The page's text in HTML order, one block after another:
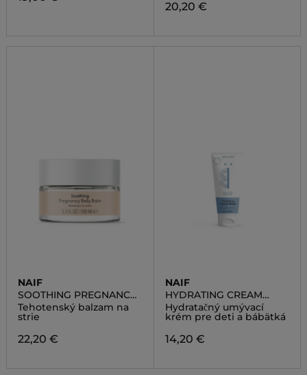
20,20 €
NAIF
SOOTHING PREGNANCY
BELLY BALM
Tehotenský balzam na
strie
22,20 €
NAIF
HYDRATING CREAM
WASH
Hydratačný umývací
krém pre deti a bábätká
14,20 €